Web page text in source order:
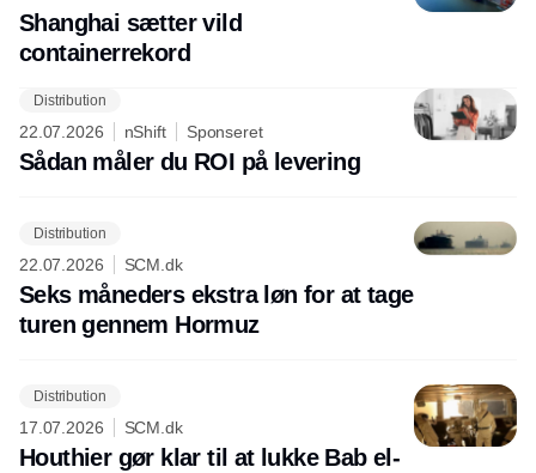
Shanghai sætter vild
containerrekord
Distribution
22.07.2026 nShift Sponseret
Sådan måler du ROI på levering
Distribution
22.07.2026 SCM.dk
Seks måneders ekstra løn for at tage
turen gennem Hormuz
Distribution
17.07.2026 SCM.dk
Houthier gør klar til at lukke Bab el-